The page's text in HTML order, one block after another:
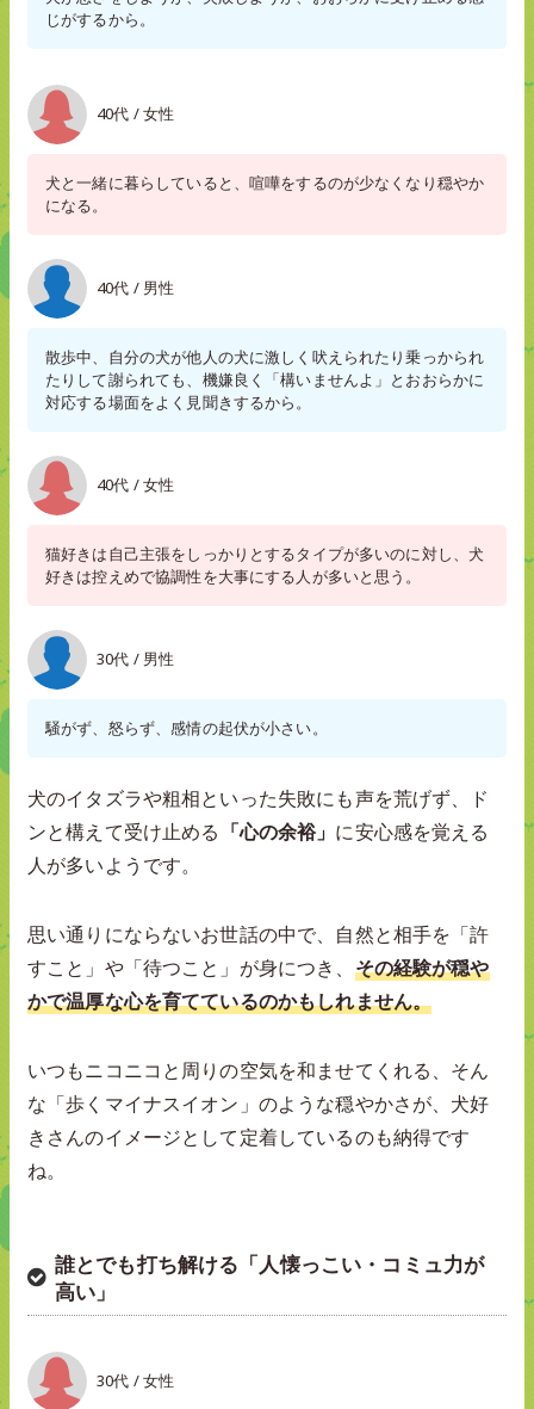
じがするから。
40代 / 女性
犬と一緒に暮らしていると、喧嘩をするのが少なくなり穏やか
になる。
40代 / 男性
散歩中、自分の犬が他人の犬に激しく吠えられたり乗っかられ
たりして謝られても、機嫌良く「構いませんよ」とおおらかに
対応する場面をよく見聞きするから。
40代 / 女性
猫好きは自己主張をしっかりとするタイプが多いのに対し、犬
好きは控えめで協調性を大事にする人が多いと思う。
30代 / 男性
騒がず、怒らず、感情の起伏が小さい。
犬のイタズラや粗相といった失敗にも声を荒げず、ド
ンと構えて受け止める 「心の余裕」 に安心感を覚える
人が多いようです。
思い通りにならないお世話の中で、自然と相手を「許
すこと」や「待つこと」が身につき、 その経験が穏や
かで温厚な心を育てているのかもしれません。
いつもニコニコと周りの空気を和ませてくれる、そん
な「歩くマイナスイオン」のような穏やかさが、犬好
きさんのイメージとして定着しているのも納得です
ね。
誰とでも打ち解ける「人懐っこい・コミュ力が
高い」
30代 / 女性